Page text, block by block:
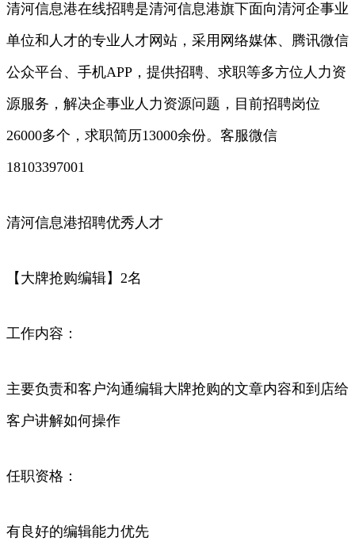
清河信息港在线招聘是清河信息港旗下面向清河企事业
单位和人才的专业人才网站，采用网络媒体、腾讯微信
公众平台、手机APP，提供招聘、求职等多方位人力资
源服务，解决企事业人力资源问题，目前招聘岗位
26000多个，求职简历13000余份。客服微信
18103397001
清河信息港招聘优秀人才
【大牌抢购编辑】2名
工作内容：
主要负责和客户沟通编辑大牌抢购的文章内容和到店给
客户讲解如何操作
任职资格：
有良好的编辑能力优先